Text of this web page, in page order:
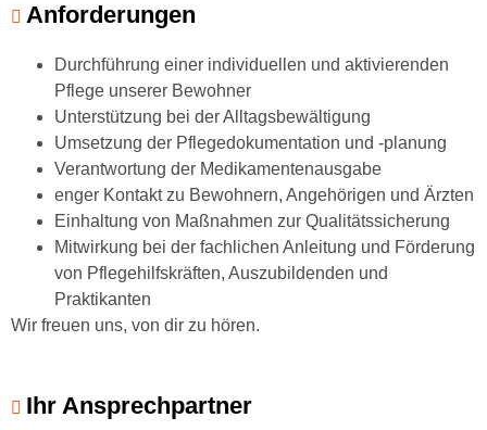
Anforderungen
Durchführung einer individuellen und aktivierenden
Pflege unserer Bewohner
Unterstützung bei der Alltagsbewältigung
Umsetzung der Pflegedokumentation und -planung
Verantwortung der Medikamentenausgabe
enger Kontakt zu Bewohnern, Angehörigen und Ärzten
Einhaltung von Maßnahmen zur Qualitätssicherung
Mitwirkung bei der fachlichen Anleitung und Förderung
von Pflegehilfskräften, Auszubildenden und
Praktikanten
Wir freuen uns, von dir zu hören.
Ihr Ansprechpartner